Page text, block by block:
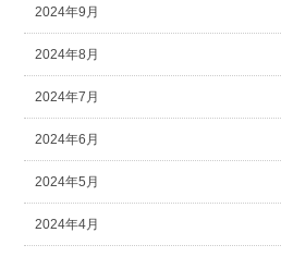
2024年9月
2024年8月
2024年7月
2024年6月
2024年5月
2024年4月